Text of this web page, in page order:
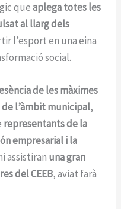
queaplega totes les
al llarg dels
l’esport en una eina
social.
de les màximes
l’àmbit municipal,
representants de la
empresarial i la
assistiran una gran
del CEEB, aviat farà